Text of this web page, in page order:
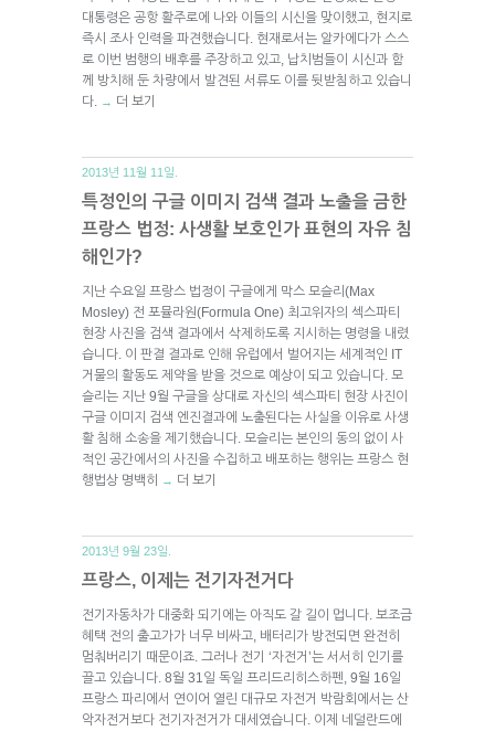
대통령은 공항 활주로에 나와 이들의 시신을 맞이했고, 현지로
즉시 조사 인력을 파견했습니다. 현재로서는 알카에다가 스스
로 이번 범행의 배후를 주장하고 있고, 납치범들이 시신과 함
께 방치해 둔 차량에서 발견된 서류도 이를 뒷받침하고 있습니
다.
→ 더 보기
2013년 11월 11일.
특정인의 구글 이미지 검색 결과 노출을 금한
프랑스 법정: 사생활 보호인가 표현의 자유 침
해인가?
지난 수요일 프랑스 법정이 구글에게 막스 모슬리(Max
Mosley) 전 포뮬라원(Formula One) 최고위자의 섹스파티
현장 사진을 검색 결과에서 삭제하도록 지시하는 명령을 내렸
습니다. 이 판결 결과로 인해 유럽에서 벌어지는 세계적인 IT
거물의 활동도 제약을 받을 것으로 예상이 되고 있습니다. 모
슬리는 지난 9월 구글을 상대로 자신의 섹스파티 현장 사진이
구글 이미지 검색 엔진결과에 노출된다는 사실을 이유로 사생
활 침해 소송을 제기했습니다. 모슬리는 본인의 동의 없이 사
적인 공간에서의 사진을 수집하고 배포하는 행위는 프랑스 현
행법상 명백히
→ 더 보기
2013년 9월 23일.
프랑스, 이제는 전기자전거다
전기자동차가 대중화 되기에는 아직도 갈 길이 멉니다. 보조금
혜택 전의 출고가가 너무 비싸고, 배터리가 방전되면 완전히
멈춰버리기 때문이죠. 그러나 전기 ‘자전거’는 서서히 인기를
끌고 있습니다. 8월 31일 독일 프리드리히스하펜, 9월 16일
프랑스 파리에서 연이어 열린 대규모 자전거 박람회에서는 산
악자전거보다 전기자전거가 대세였습니다. 이제 네덜란드에